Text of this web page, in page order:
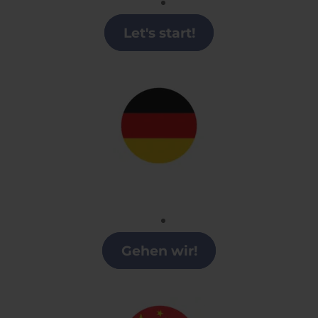
Clases de Inglés en A Coruña
Let's start!
Clases alemán en A Coruña
Gehen wir!